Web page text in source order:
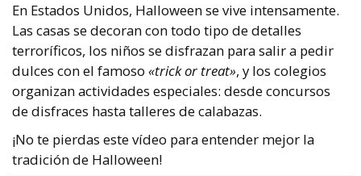
En Estados Unidos, Halloween se vive intensamente.
Las casas se decoran con todo tipo de detalles
terroríficos, los niños se disfrazan para salir a pedir
dulces con el famoso «trick or treat», y los colegios
organizan actividades especiales: desde concursos
de disfraces hasta talleres de calabazas.
¡No te pierdas este vídeo para entender mejor la
tradición de Halloween!